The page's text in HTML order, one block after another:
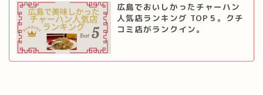
広島でおいしかったチャーハン
人気店ランキング TOP５。クチ
コミ店がランクイン。